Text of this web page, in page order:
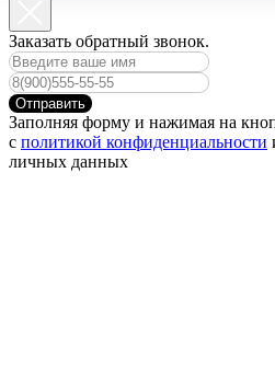
Заказать обратный звонок.
Отправить
Заполняя форму и нажимая на
с политикой конфиденциальности
личных данных